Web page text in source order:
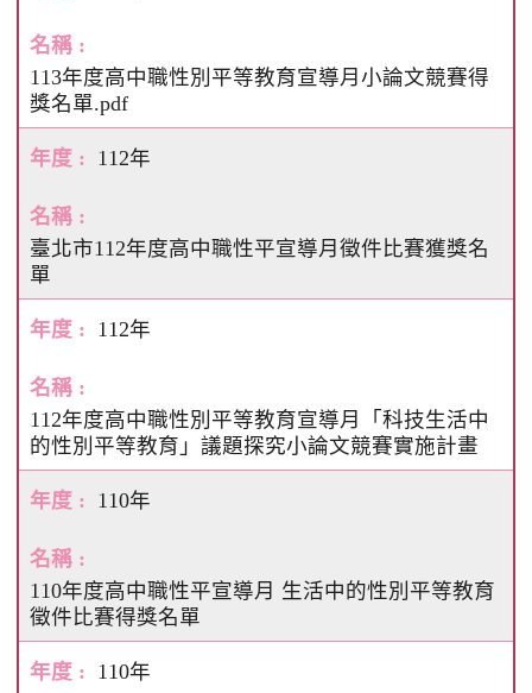
113年度高中職性別平等教育宣導月小論文競賽得
獎名單.pdf
112年
臺北市112年度高中職性平宣導月徵件比賽獲獎名
單
112年
112年度高中職性別平等教育宣導月「科技生活中
的性別平等教育」議題探究小論文競賽實施計畫
110年
110年度高中職性平宣導月 生活中的性別平等教育
徵件比賽得獎名單
110年